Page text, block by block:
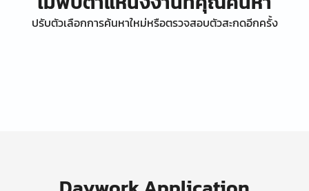
ปรับตัวเลือกการค้นหาใหม่หรือตรวจสอบตัวสะกดอีกครั้ง